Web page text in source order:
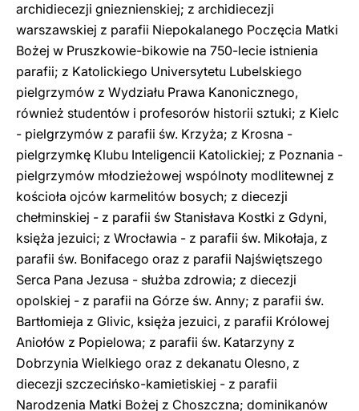
archidiecezji gnieznienskiej; z archidiecezji
warszawskiej z parafii Niepokalanego Poczęcia Matki
Bożej w Pruszkowie-bikowie na 750-lecie istnienia
parafii; z Katolickiego Universytetu Lubelskiego
pielgrzymów z Wydziału Prawa Kanonicznego,
również studentów i profesorów historii sztuki; z Kielc
- pielgrzymów z parafii św. Krzyża; z Krosna -
pielgrzymkę Klubu Inteligencii Katolickiej; z Poznania -
pielgrzymów młodzieżowej wspólnoty modlitewnej z
kościoła ojców karmelitów bosych; z diecezji
chełminskiej - z parafii św Stanisłava Kostki z Gdyni,
księża jezuici; z Wrocławia - z parafii św. Mikołaja, z
parafii św. Bonifacego oraz z parafii Najświętszego
Serca Pana Jezusa - służba zdrowia; z diecezji
opolskiej - z parafii na Górze św. Anny; z parafii św.
Bartłomieja z Glivic, księża jezuici, z parafii Królowej
Aniołów z Popielowa; z parafii św. Katarzyny z
Dobrzynia Wielkiego oraz z dekanatu Olesno, z
diecezji szczecińsko-kamietiskiej - z parafii
Narodzenia Matki Bożej z Choszczna; dominikanów